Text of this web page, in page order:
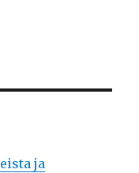
ja